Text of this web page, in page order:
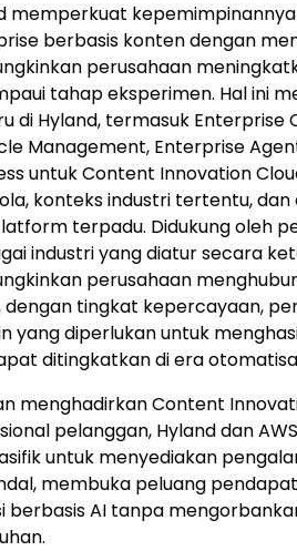
memperkuat
berbasis konten dengan
perusahaan
tahap eksperimen. Hal ini
di Hyland, termasuk Enterprise
Management, Enterprise
untuk Content Innovation
konteks industri tertentu, dan
terpadu. Didukung oleh
industri yang diatur secara
perusahaan
dengan tingkat kepercayaan,
yang diperlukan untuk
ditingkatkan di era
menghadirkan Content
pelanggan, Hyland dan
untuk menyediakan
membuka peluang
berbasis AI tanpa